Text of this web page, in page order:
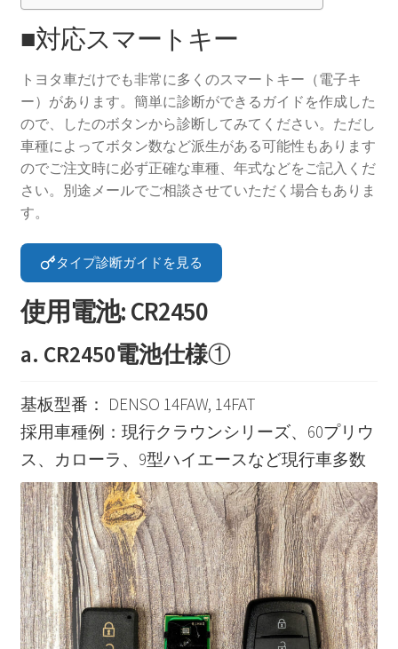
■対応スマートキー
トヨタ車だけでも非常に多くのスマートキー（電子キ
ー）があります。簡単に診断ができるガイドを作成した
ので、したのボタンから診断してみてください。ただし
車種によってボタン数など派生がある可能性もあります
のでご注文時に必ず正確な車種、年式などをご記入くだ
さい。別途メールでご相談させていただく場合もありま
す。
タイプ診断ガイドを見る
スマートキー小型化ケース タ
イプ診断 ✕
使用電池: CR2450
a. CR2450電池仕様①
基板型番： DENSO 14FAW, 14FAT
採用車種例：現行クラウンシリーズ、60プリウ
ス、カローラ、9型ハイエースなど現行車多数